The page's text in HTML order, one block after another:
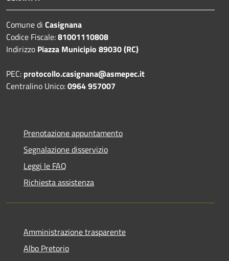
Comune di Casignana
Codice Fiscale:81001110808
Indirizzo Piazza Municipio 89030 (RC)
PEC: protocollo.casignana@asmepec.it
Centralino Unico:0964 957007
Prenotazione appuntamento
Segnalazione disservizio
Leggi le FAQ
Richiesta assistenza
Amministrazione trasparente
Albo Pretorio